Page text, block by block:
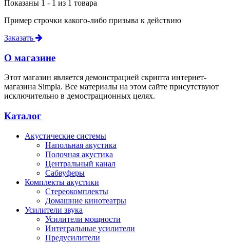
Показаны 1 - 1 из 1 товара
Пример строчки какого-либо призыва к действию
Заказать
О магазине
Этот магазин является демонстрацией скрипта интернет-
магазина Simpla. Все материалы на этом сайте присутствуют
исключительно в демострационных целях.
Каталог
Акустические системы
Напольная акустика
Полочная акустика
Центральный канал
Сабвуферы
Комплекты акустики
Стереокомплекты
Домашние кинотеатры
Усилители звука
Усилители мощности
Интегральные усилители
Предусилители